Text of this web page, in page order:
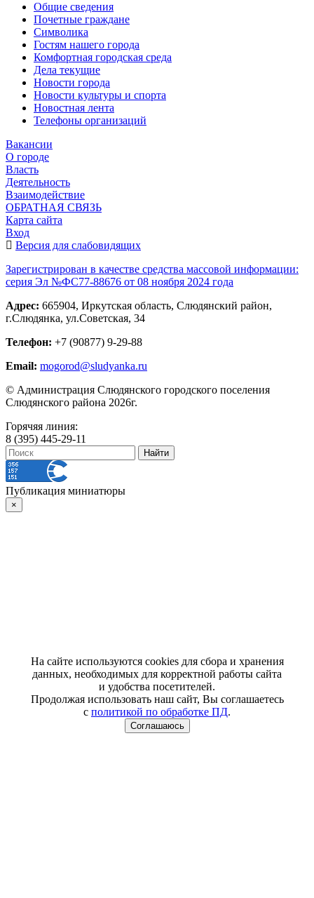
Общие сведения
Почетные граждане
Символика
Гостям нашего города
Комфортная городская среда
Дела текущие
Новости города
Новости культуры и спорта
Новостная лента
Телефоны организаций
Вакансии
О городе
Власть
Деятельность
Взаимодействие
ОБРАТНАЯ СВЯЗЬ
Карта сайта
Вход
Версия для слабовидящих
Зарегистрирован в качестве средства массовой информации:
серия Эл №ФС77-88676 от 08 ноября 2024 года
Адрес: 665904, Иркутская область, Слюдянский район,
г.Слюдянка, ул.Советская, 34
Телефон: +7 (90877) 9-29-88
Email: mogorod@sludyanka.ru
© Администрация Слюдянского городского поселения
Слюдянского района 2026г.
Горячяя линия:
8 (395) 445-29-11
Публикация миниатюры
×
На сайте используются cookies для сбора и хранения
данных, необходимых для корректной работы сайта
и удобства посетителей.
Продолжая использовать наш сайт, Вы соглашаетесь
с политикой по обработке ПД.
Соглашаюсь